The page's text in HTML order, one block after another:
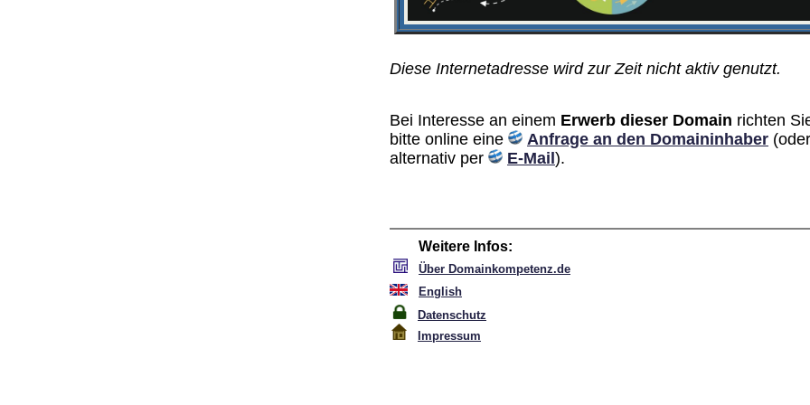
Diese Internetadresse wird zur Zeit nicht aktiv genutzt.
Bei Interesse an einem Erwerb dieser Domain richten
bitte online eine
Anfrage an den Domain­inhaber (oder
alternativ per
E-Mail ).
Weitere Infos:
Über Domainkompetenz.de
English
Datenschutz
Impressum